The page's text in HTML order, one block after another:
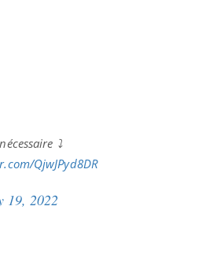
⤵
QjwJPyd8DR
19, 2022